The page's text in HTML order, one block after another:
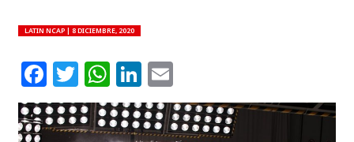
LATIN NCAP | 8 DICIEMBRE, 2020
Facebook
Twitter
WhatsApp
LinkedIn
Email